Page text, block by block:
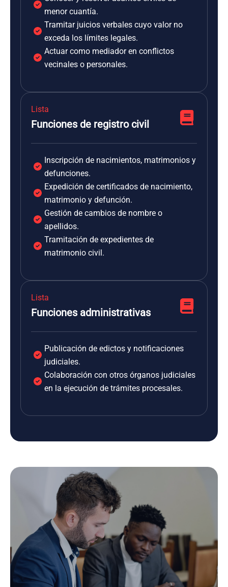
menor cuantía.
Tramitar juicios verbales cuyo valor no
exceda los límites legales.
Actuar como mediador en conflictos
vecinales o personales.
Lista
Funciones de registro civil
Inscripción de nacimientos, matrimonios y
defunciones.
Expedición de certificados de nacimiento,
matrimonio y defunción.
Gestión de cambios de nombre o
apellidos.
Tramitación de expedientes de
matrimonio civil.
Lista
Funciones administrativas
Publicación de edictos y notificaciones
judiciales.
Colaboración con otros órganos judiciales
en la ejecución de trámites procesales.